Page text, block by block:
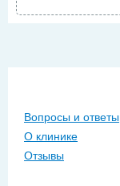
Вопросы и ответы
О клинике
Отзывы